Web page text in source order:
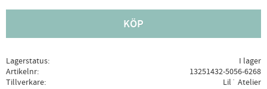
KÖP
Lagerstatus
I lager
Artikelnr
13251432-5056-6268
Tillverkare
Lil´ Atelier